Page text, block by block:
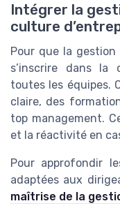
Intégrer la
culture
Pour que la
s’inscrire dans la
toutes les équipes.
claire, des
top management.
et la réactivité en
Pour approfondir
adaptées aux
maîtrise de la